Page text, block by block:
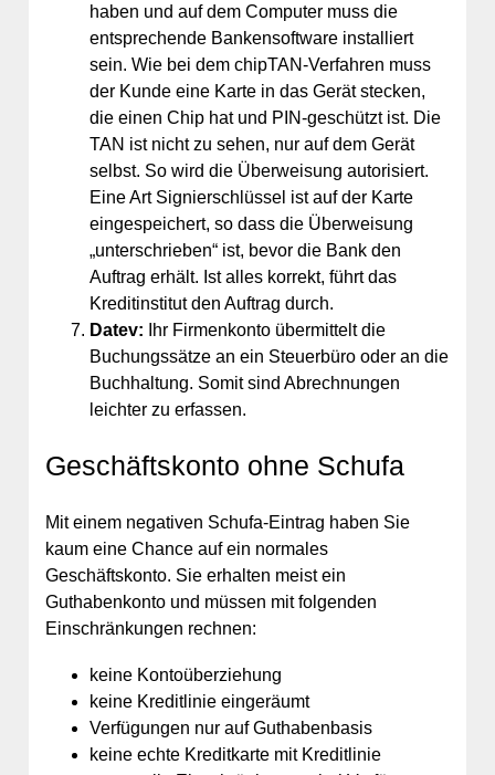
haben und auf dem Computer muss die
entsprechende Bankensoftware installiert
sein. Wie bei dem chipTAN-Verfahren muss
der Kunde eine Karte in das Gerät stecken,
die einen Chip hat und PIN-geschützt ist. Die
TAN ist nicht zu sehen, nur auf dem Gerät
selbst. So wird die Überweisung autorisiert.
Eine Art Signierschlüssel ist auf der Karte
eingespeichert, so dass die Überweisung
„unterschrieben“ ist, bevor die Bank den
Auftrag erhält. Ist alles korrekt, führt das
Kreditinstitut den Auftrag durch.
Datev: Ihr Firmenkonto übermittelt die
Buchungssätze an ein Steuerbüro oder an die
Buchhaltung. Somit sind Abrechnungen
leichter zu erfassen.
Geschäftskonto ohne Schufa
Mit einem negativen Schufa-Eintrag haben Sie
kaum eine Chance auf ein normales
Geschäftskonto. Sie erhalten meist ein
Guthabenkonto und müssen mit folgenden
Einschränkungen rechnen:
keine Kontoüberziehung
keine Kreditlinie eingeräumt
Verfügungen nur auf Guthabenbasis
keine echte Kreditkarte mit Kreditlinie